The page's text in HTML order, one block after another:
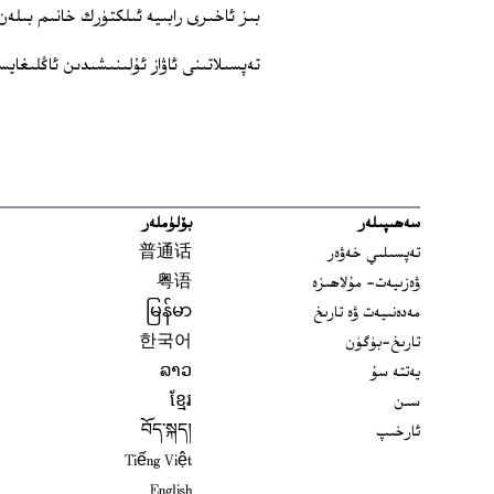
بىز ئاخىرى رابىيە ئىلكتۈرك خانىم
تەپسىلاتىنى ئاۋاز ئۇلىنىشىدىن
سەھىپىلەر
تەپسىلىي خەۋەر
ۋەزىيەت- مۇلاھىزە
مەدەنىيەت ۋە تارىخ
تارىخ-بۈگۈن
يەتتە سۇ
سىن
ئارخىپ
بۆلۈملەر
普通话
粤语
မြန်မာ
한국어
ລາວ
ខ្មែរ
བོད་སྐད།
Tiếng Việt